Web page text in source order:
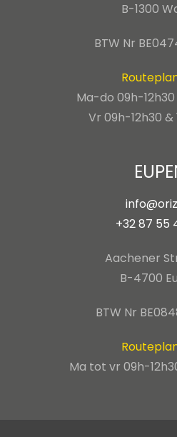
B-1300
BTW Nr
Ma-do 09h-12h30
Vr 09h-12h30 &
+32 87 55
Aachener
B-4700
BTW Nr
Ma tot vr 09h-